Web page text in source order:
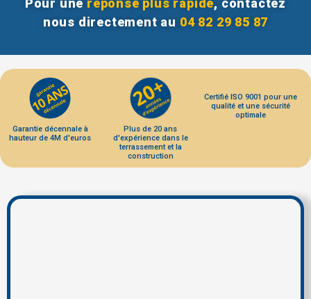
nous directement au 04 82 29 85 87
Garantie décennale à
hauteur de 4M d'euros
Plus de 20 ans
d'expérience dans le
terrassement et la
construction
Certifié ISO 9001 pour une
qualité et une sécurité
optimale